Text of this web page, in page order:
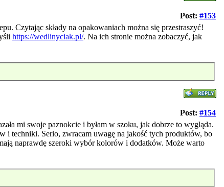
Post: #153
Czytając składy na opakowaniach można się przestraszyć!
https://wedlinyciak.pl/. Na ich stronie można zobaczyć, jak
Post: #154
mi swoje paznokcie i byłam w szoku, jak dobrze to wygląda.
i techniki. Serio, zwracam uwagę na jakość tych produktów, bo
naprawdę szeroki wybór kolorów i dodatków. Może warto